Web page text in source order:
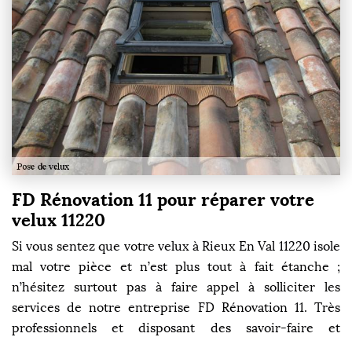
FD Rénovation 11 pour réparer votre
velux 11220
Si vous sentez que votre velux à Rieux En Val 11220 isole
mal votre pièce et n’est plus tout à fait étanche ;
n’hésitez surtout pas à faire appel à solliciter les
services de notre entreprise FD Rénovation 11. Très
professionnels et disposant des savoir-faire et